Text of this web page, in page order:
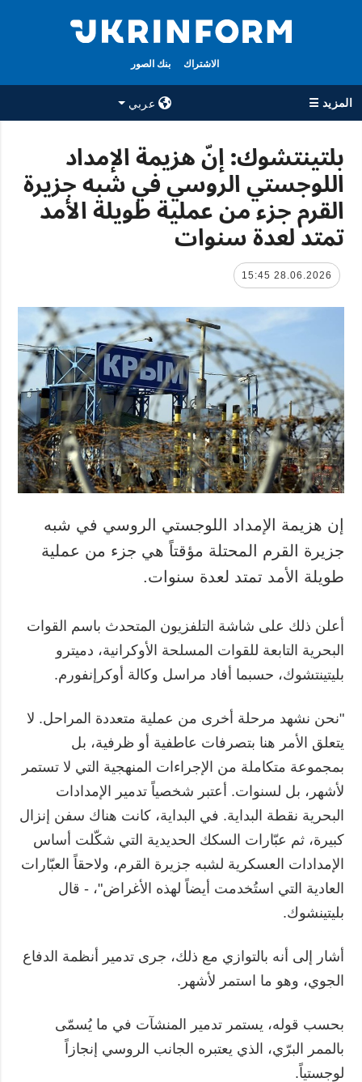
الاشتراك بنك الصور
المزيد ☰
عربي
جميع الأقسام
سياسة
تعافي أوكرانيا
مجتمع
رياضة
الوكالة
معلومات عن
الوكالة
الشخصية
المزيد
التقارير
مقابلات
الصور
الفيديوهات
خدمات
الاشتراك
بنك الصور
بلتينتشوك: إنّ هزيمة الإمداد
اللوجستي الروسي في شبه جزيرة
القرم جزء من عملية طويلة الأمد
تمتد لعدة سنوات
28.06.2026 15:45
إن هزيمة الإمداد اللوجستي الروسي في شبه
جزيرة القرم المحتلة مؤقتاً هي جزء من عملية
طويلة الأمد تمتد لعدة سنوات.
أعلن ذلك على شاشة التلفزيون المتحدث باسم القوات
البحرية التابعة للقوات المسلحة الأوكرانية، دميترو
بليتينتشوك، حسبما أفاد مراسل وكالة أوكرإنفورم.
"نحن نشهد مرحلة أخرى من عملية متعددة المراحل. لا
يتعلق الأمر هنا بتصرفات عاطفية أو ظرفية، بل
بمجموعة متكاملة من الإجراءات المنهجية التي لا تستمر
لأشهر، بل لسنوات. أعتبر شخصياً تدمير الإمدادات
البحرية نقطة البداية. في البداية، كانت هناك سفن إنزال
كبيرة، ثم عبّارات السكك الحديدية التي شكّلت أساس
الإمدادات العسكرية لشبه جزيرة القرم، ولاحقاً العبّارات
العادية التي استُخدمت أيضاً لهذه الأغراض"، - قال
بليتينشوك.
أشار إلى أنه بالتوازي مع ذلك، جرى تدمير أنظمة الدفاع
الجوي، وهو ما استمر لأشهر.
بحسب قوله، يستمر تدمير المنشآت في ما يُسمّى
بالممر البرّي، الذي يعتبره الجانب الروسي إنجازاً
لوجستياً.